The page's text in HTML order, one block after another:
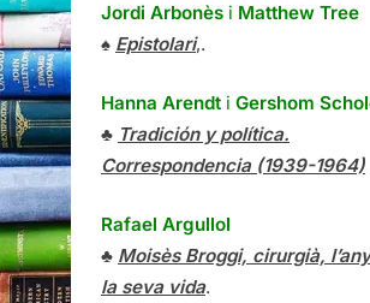
Jordi Arbonès i Matthew Tree
♠ Epistolari,.
Hanna Arendt i Gershom
♣ Tradición y política.
Correspondencia (1939-1964)
Rafael Argullol
♣ Moisès Broggi, cirurgià,
la seva vida.